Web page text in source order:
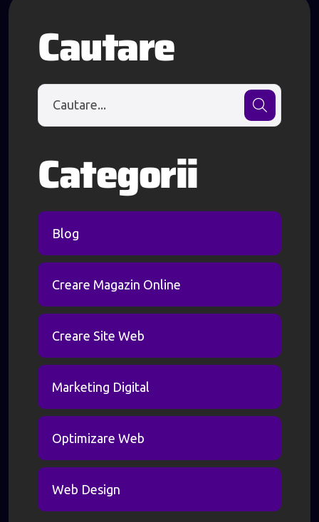
Cautare
Categorii
Blog
Creare Magazin Online
Creare Site Web
Marketing Digital
Optimizare Web
Web Design